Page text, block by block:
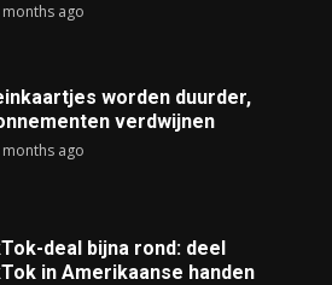
months ago
worden duurder,
verdwijnen
months ago
deal bijna rond: deel
in Amerikaanse handen